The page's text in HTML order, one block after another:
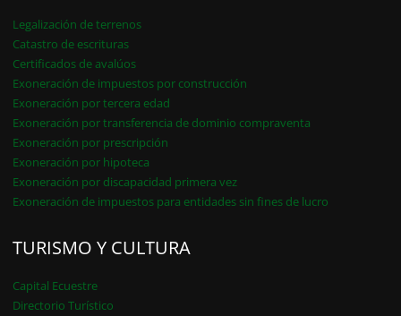
Legalización de terrenos
Catastro de escrituras
Certificados de avalúos
Exoneración de impuestos por construcción
Exoneración por tercera edad
Exoneración por transferencia de dominio compraventa
Exoneración por prescripción
Exoneración por hipoteca
Exoneración por discapacidad primera vez
Exoneración de impuestos para entidades sin fines de lucro
TURISMO Y CULTURA
Capital Ecuestre
Directorio Turístico